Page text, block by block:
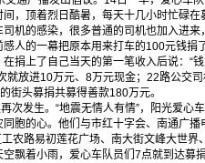
，顶着烈日酷暑，每天十几小时忙碌在
机的感染，很多普通的司机也加入进来
人的一幕把原本用来打车的100元钱捐
捐上了自己当天的第一笔收入后说：“
放进10万元、8万元现金；22路公交
街头募捐共募得善款180万元。
发生。“地震无情人有情”，阳光爱心
胞的心。他们与市红十字会、南通广
农路易初莲花广场、南大街文峰大世界
飘着小雨，爱心车队员们7点就到达募